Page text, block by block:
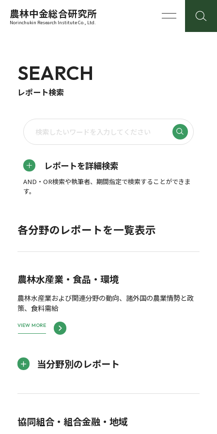
農林中金総合研究所
Norinchukin Research Institute Co., Ltd.
SEARCH
レポート検索
レポートを詳細検索
AND・OR検索や執筆者、期間指定で検索することができま
す。
各分野のレポートを一覧表示
農林水産業・食品・環境
農林水産業および関連分野の動向、諸外国の農業情勢と政
策、食料需給
VIEW MORE
当分野別のレポート
協同組合・組合金融・地域